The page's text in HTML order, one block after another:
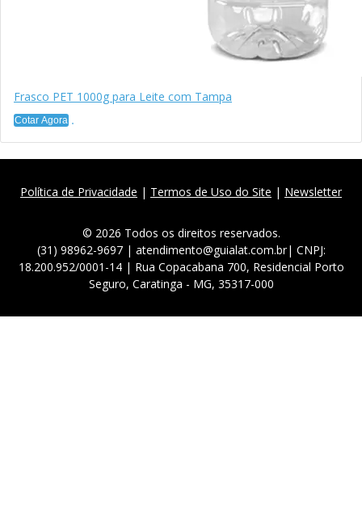
Frasco PET 1000g para Leite com Tampa
Cotar Agora
Política de Privacidade | Termos de Uso do Site | Newsletter
© 2026 Todos os direitos reservados.
(31) 98962-9697 | atendimento@guialat.com.br| CNPJ:
18.200.952/0001-14 | Rua Copacabana 700, Residencial Porto
Seguro, Caratinga - MG, 35317-000